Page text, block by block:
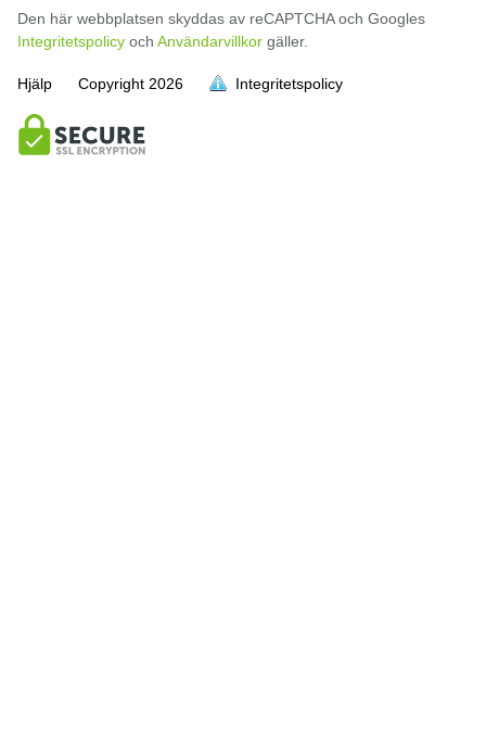
Den här webbplatsen skyddas av reCAPTCHA och Googles
Integritetspolicy och Användarvillkor gäller.
Hjälp Copyright 2026 Integritetspolicy